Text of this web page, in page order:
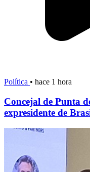
Política • hace 1 hora
Concejal de Punta
expresidente de